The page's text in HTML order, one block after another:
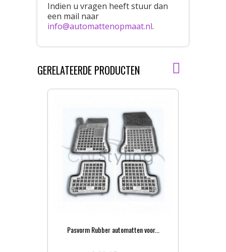
Indien u vragen heeft stuur dan
een mail naar
info@automattenopmaat.nl.
GERELATEERDE PRODUCTEN
Pasvorm Rubber automatten voor...